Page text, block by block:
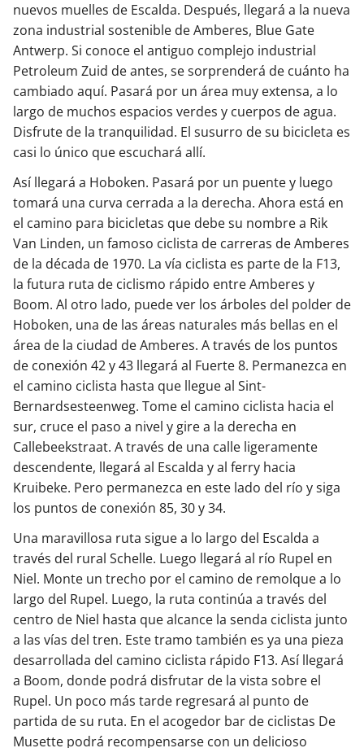
nuevos muelles de Escalda. Después, llegará a la nueva
zona industrial sostenible de Amberes, Blue Gate
Antwerp. Si conoce el antiguo complejo industrial
Petroleum Zuid de antes, se sorprenderá de cuánto ha
cambiado aquí. Pasará por un área muy extensa, a lo
largo de muchos espacios verdes y cuerpos de agua.
Disfrute de la tranquilidad. El susurro de su bicicleta es
casi lo único que escuchará allí.
Así llegará a Hoboken. Pasará por un puente y luego
tomará una curva cerrada a la derecha. Ahora está en
el camino para bicicletas que debe su nombre a Rik
Van Linden, un famoso ciclista de carreras de Amberes
de la década de 1970. La vía ciclista es parte de la F13,
la futura ruta de ciclismo rápido entre Amberes y
Boom. Al otro lado, puede ver los árboles del polder de
Hoboken, una de las áreas naturales más bellas en el
área de la ciudad de Amberes. A través de los puntos
de conexión 42 y 43 llegará al Fuerte 8. Permanezca en
el camino ciclista hasta que llegue al Sint-
Bernardsesteenweg. Tome el camino ciclista hacia el
sur, cruce el paso a nivel y gire a la derecha en
Callebeekstraat. A través de una calle ligeramente
descendente, llegará al Escalda y al ferry hacia
Kruibeke. Pero permanezca en este lado del río y siga
los puntos de conexión 85, 30 y 34.
Una maravillosa ruta sigue a lo largo del Escalda a
través del rural Schelle. Luego llegará al río Rupel en
Niel. Monte un trecho por el camino de remolque a lo
largo del Rupel. Luego, la ruta continúa a través del
centro de Niel hasta que alcance la senda ciclista junto
a las vías del tren. Este tramo también es ya una pieza
desarrollada del camino ciclista rápido F13. Así llegará
a Boom, donde podrá disfrutar de la vista sobre el
Rupel. Un poco más tarde regresará al punto de
partida de su ruta. En el acogedor bar de ciclistas De
Musette podrá recompensarse con un delicioso